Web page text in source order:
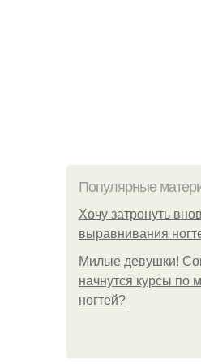
Популярные
Хочу затронуть
выравнивания
Милые девушки!
начнутся курсы по
ногтей?